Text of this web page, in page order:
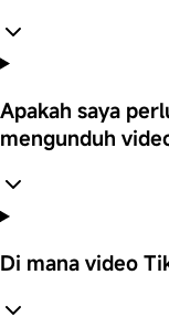
Apakah saya
mengunduh
Di mana video